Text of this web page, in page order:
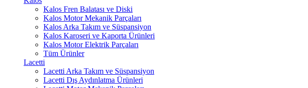
Kalos Fren Balatası ve Diski
Kalos Motor Mekanik Parçaları
Kalos Arka Takım ve Süspansiyon
Kalos Karoseri ve Kaporta Ürünleri
Kalos Motor Elektrik Parçaları
Tüm Ürünler
Lacetti
Lacetti Arka Takım ve Süspansiyon
Lacetti Dış Aydınlatma Ürünleri